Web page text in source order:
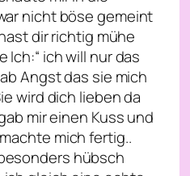
nicht böse gemeint
dir richtig mühe
Ich:“ ich will nur das
Angst das sie mich
wird dich lieben da
mir einen Kuss und
mich fertig..
hübsch